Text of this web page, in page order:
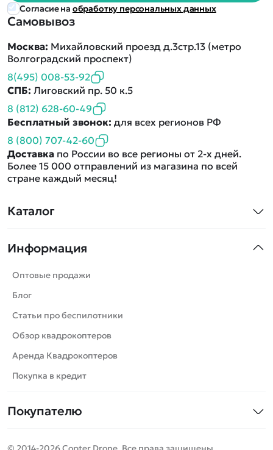
Каталог
Машинки
Танки
Вертолеты
Катера
Роботы
Самолеты
Сборные модели
Спецтехника
Информация
Оптовые продажи
Блог
Статьи про беспилотники
Обзор квадрокоптеров
Аренда Квадрокоптеров
Покупка в кредит
Покупателю
Самовывоз
Москва: Михайловский проезд д.3стр.13 (метро
Волгоградский проспект)
8(495) 008-53-92
СПБ: Лиговский пр. 50 к.5
8 (812) 628-60-49
Бесплатный звонок: для всех регионов РФ
8 (800) 707-42-60
Доставка по России во все регионы от 2-х дней.
Более 15 000 отправлений из магазина по всей
стране каждый месяц!
Согласие на обработку персональных данных